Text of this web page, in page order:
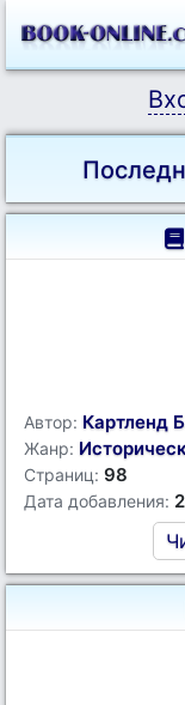
Автор: Картленд
Жанр:
Страниц: 98
Дата добавления: